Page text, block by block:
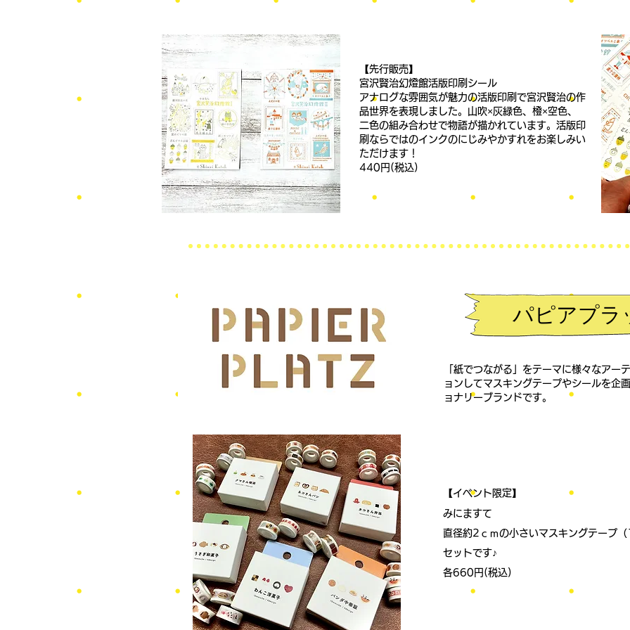
【先行販売】
宮沢賢治幻燈館活版印刷シール
アナログな雰囲気が魅力の活版印刷で宮沢賢治の作
品世界を表現しました。山吹×灰緑色、橙×空色、
二色の組み合わせで物語が描かれています。活版印
刷ならではのインクのにじみやかすれをお楽しみい
ただけます！
440円(税込)
パピアプラ
「紙でつながる」をテーマに様々なアー
ョンしてマスキングテープやシールを企
ョナリーブランドです。
【イベント限定】
みにますて
直径約2ｃｍの小さいマスキングテープ
セットです♪
​各660円(税込)